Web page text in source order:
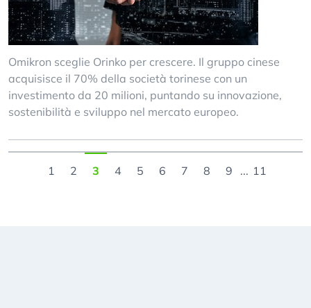
Omikron sceglie Orinko per crescere. Il gruppo cinese
acquisisce il 70% della società torinese con un
investimento da 20 milioni, puntando su innovazione,
sostenibilità e sviluppo nel mercato europeo.
1 2 3 4 5 6 7 8 9 ... 11